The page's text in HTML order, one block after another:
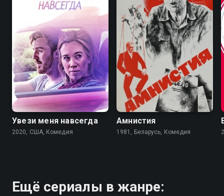
Увези меня навсегда
2020, США, Комедия
6.6
Амнистия
1981, Беларусь, Комедия
Ещё сериалы в жанре: